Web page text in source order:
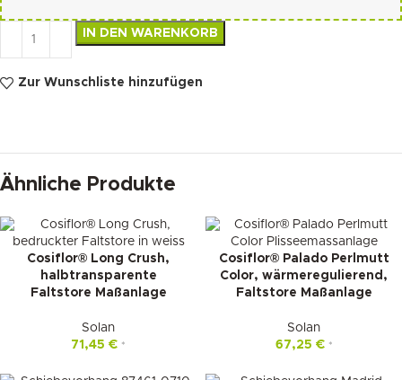
IN DEN WARENKORB
Zur Wunschliste hinzufügen
Ähnliche Produkte
Cosiflor® Long Crush,
halbtransparente
Faltstore Maßanlage
Solan
71,45 € *
Cosiflor® Palado Perlmutt
Color, wärmeregulierend,
Faltstore Maßanlage
Solan
67,25 € *